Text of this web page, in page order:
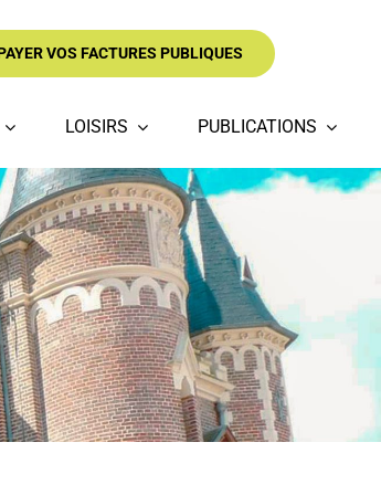
VOS FACTURES PUBLIQUES
LOISIRS PUBLICATIONS